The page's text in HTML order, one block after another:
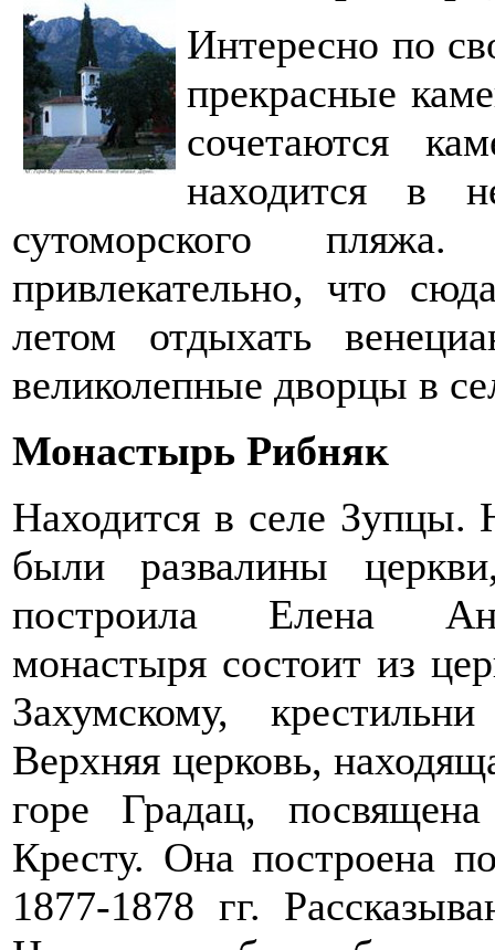
Интересно по
прекрасные
сочетаются
находится в
сутоморского
привлекательно, что
летом отдыхать
великолепные дворцы в
Монастырь Рибняк
Находится в селе
были развалины
построила Елена
монастыря состоит из
Захумскому,
Верхняя церковь,
горе Градац,
Кресту. Она построена
1877-1878 гг.